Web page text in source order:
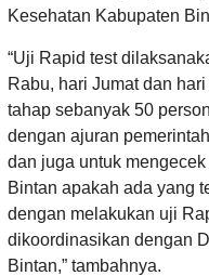
Kesehatan Kabupaten
“Uji Rapid test
Rabu, hari Jumat dan
tahap sebanyak 50
dengan ajuran
dan juga untuk
Bintan apakah ada yang
dengan melakukan uji
dikoordinasikan dengan
Bintan,” tambahnya.